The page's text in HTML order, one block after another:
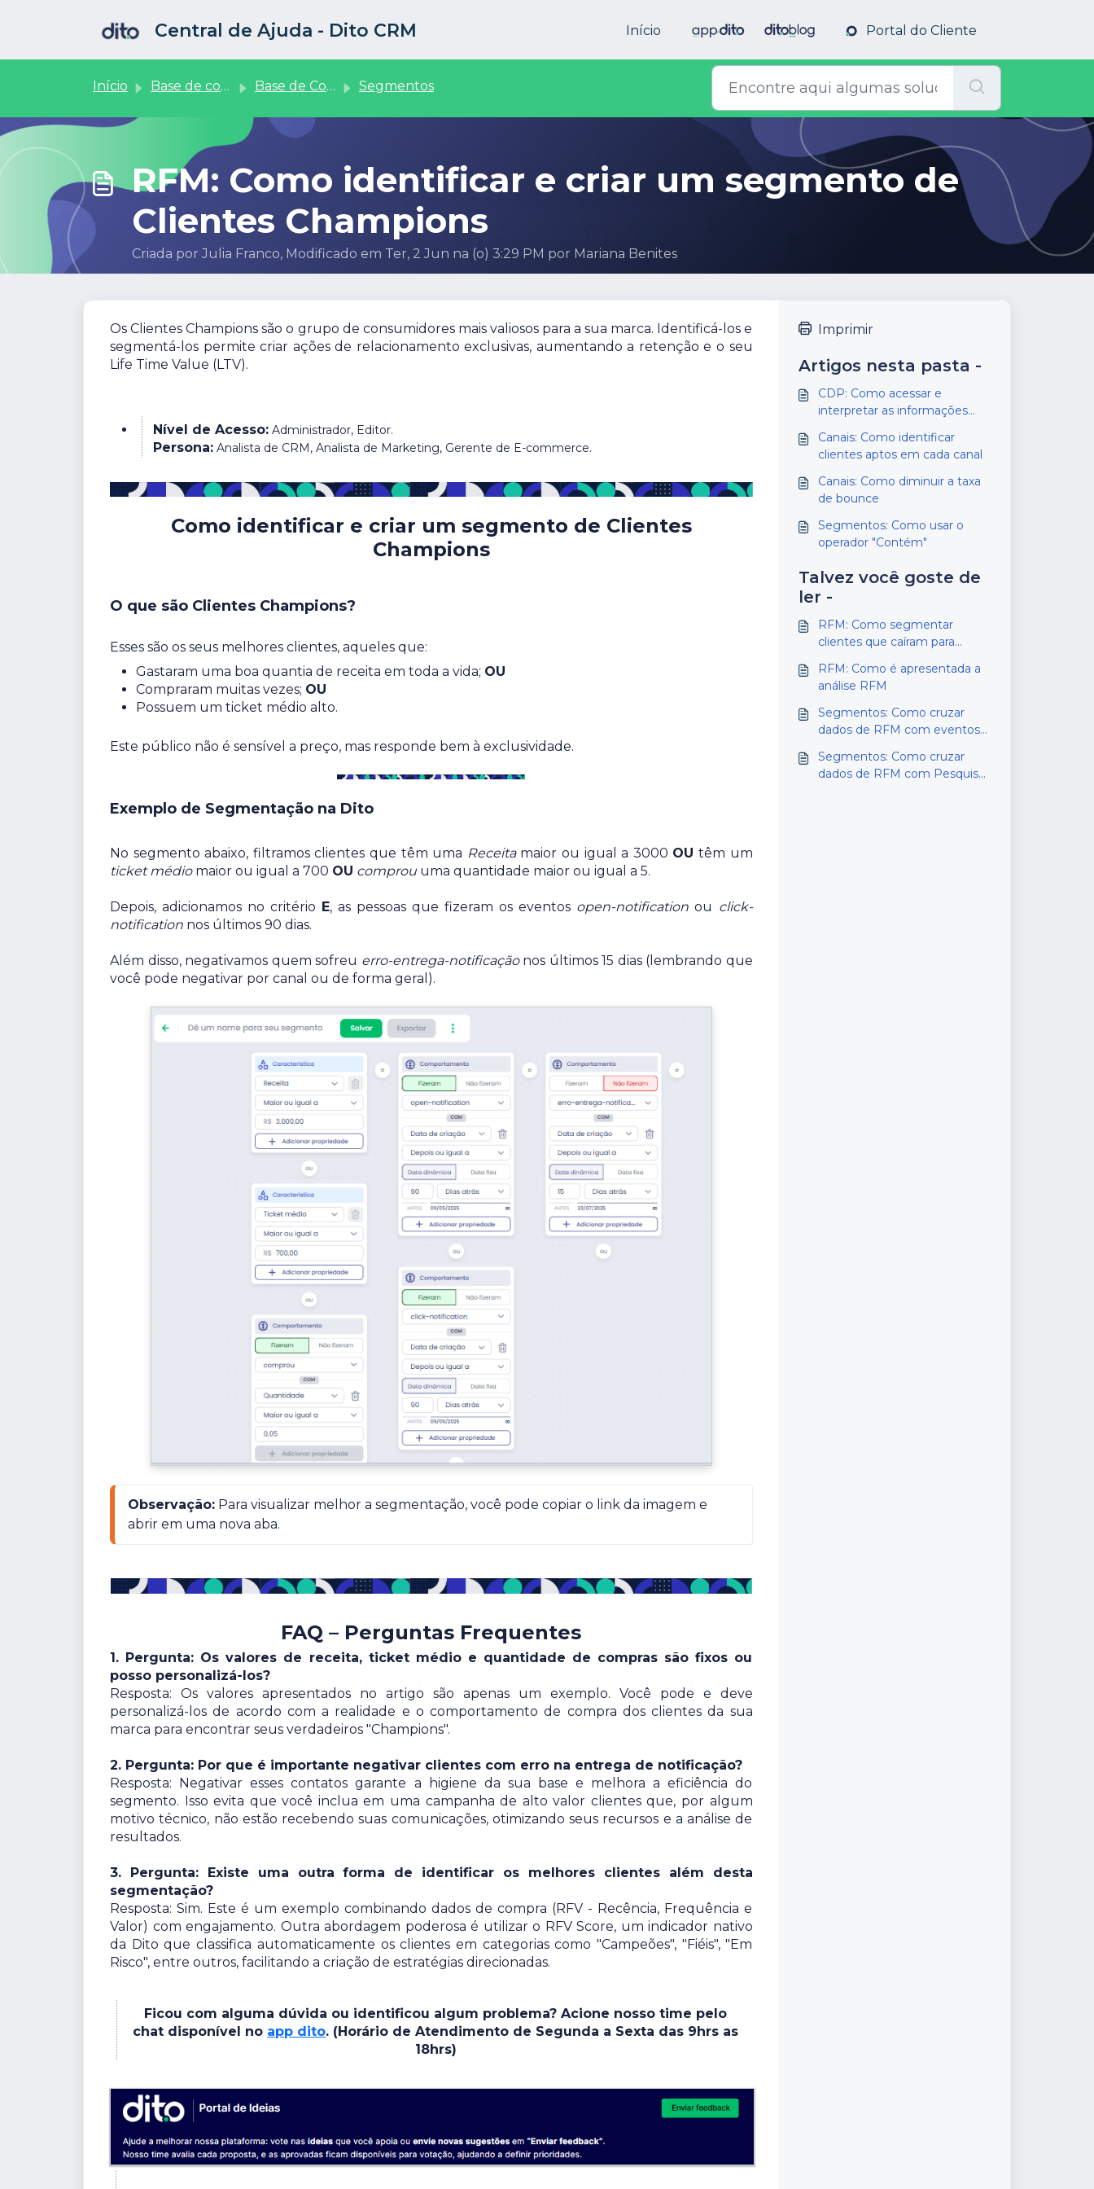
Central de Ajuda - Dito CRM Início Portal do Cliente
Início Base de conhecimento Base de Conhecimento Segmentos
RFM: Como identificar e criar um segmento de
Clientes Champions
Criada por Julia Franco, Modificado em Ter, 2 Jun na (o) 3:29 PM por Mariana Benites
Os Clientes Champions são o grupo de consumidores mais valiosos para a sua marca. Identificá-los e
segmentá-los permite criar ações de relacionamento exclusivas, aumentando a retenção e o seu
Life Time Value (LTV).
Nível de Acesso: Administrador, Editor.
Persona: Analista de CRM, Analista de Marketing, Gerente de E-commerce.
Como identificar e criar um segmento de Clientes
Champions
O que são Clientes Champions?
Esses são os seus melhores clientes, aqueles que:
Gastaram uma boa quantia de receita em toda a vida; OU
Compraram muitas vezes; OU
Possuem um ticket médio alto.
Este público não é sensível a preço, mas responde bem à exclusividade.
Exemplo de Segmentação na Dito
No segmento abaixo, filtramos clientes que têm uma Receitamaior ou igual a 3000 OU têm um
ticket médiomaior ou igual a 700 OU comprou uma quantidade maior ou igual a 5.
Depois, adicionamos no critério E, as pessoas que fizeram os eventos open-notification ou click-
notification nos últimos 90 dias.
Além disso, negativamos quem sofreu erro-entrega-notificaçãonos últimos 15 dias (lembrando que
você pode negativar por canal ou de forma geral).
Observação: Para visualizar melhor a segmentação, você pode copiar o link da imagem e
abrir em uma nova aba.
FAQ – Perguntas Frequentes
1. Pergunta: Os valores de receita, ticket médio e quantidade de compras são fixos ou
posso personalizá-los?
Resposta: Os valores apresentados no artigo são apenas um exemplo. Você pode e deve
personalizá-los de acordo com a realidade e o comportamento de compra dos clientes da sua
marca para encontrar seus verdadeiros "Champions".
2. Pergunta: Por que é importante negativar clientes com erro na entrega de notificação?
Resposta: Negativar esses contatos garante a higiene da sua base e melhora a eficiência do
segmento. Isso evita que você inclua em uma campanha de alto valor clientes que, por algum
motivo técnico, não estão recebendo suas comunicações, otimizando seus recursos e a análise de
resultados.
3. Pergunta: Existe uma outra forma de identificar os melhores clientes além desta
segmentação?
Resposta: Sim. Este é um exemplo combinando dados de compra (RFV - Recência, Frequência e
Valor) com engajamento. Outra abordagem poderosa é utilizar o RFV Score, um indicador nativo
da Dito que classifica automaticamente os clientes em categorias como "Campeões", "Fiéis", "Em
Risco", entre outros, facilitando a criação de estratégias direcionadas.
Ficou com alguma dúvida ou identificou algum problema? Acione nosso time pelo
chat disponível no app dito. (Horário de Atendimento de Segunda a Sexta das 9hrs as
18hrs)
Imprimir
Artigos nesta pasta -
CDP: Como acessar e
interpretar as informações
Canais: Como identificar
clientes aptos em cada canal
Canais: Como diminuir a taxa
de bounce
Segmentos: Como usar o
operador "Contém"
Talvez você goste de
ler -
RFM: Como segmentar
clientes que caíram para
RFM: Como é apresentada a
análise RFM
Segmentos: Como cruzar
dados de RFM com eventos
Segmentos: Como cruzar
dados de RFM com Pesquisas